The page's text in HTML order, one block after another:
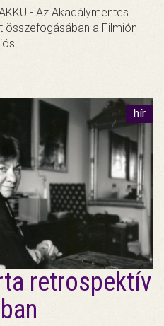
- Az Akadálymentes
összefogásában a Filmión
hír
retrospektív